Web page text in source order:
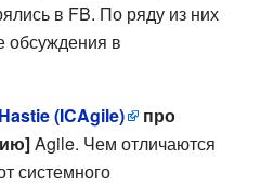
в FB. По ряду из них
обсуждения в
(ICAgile)
про
Agile. Чем отличаются
системного